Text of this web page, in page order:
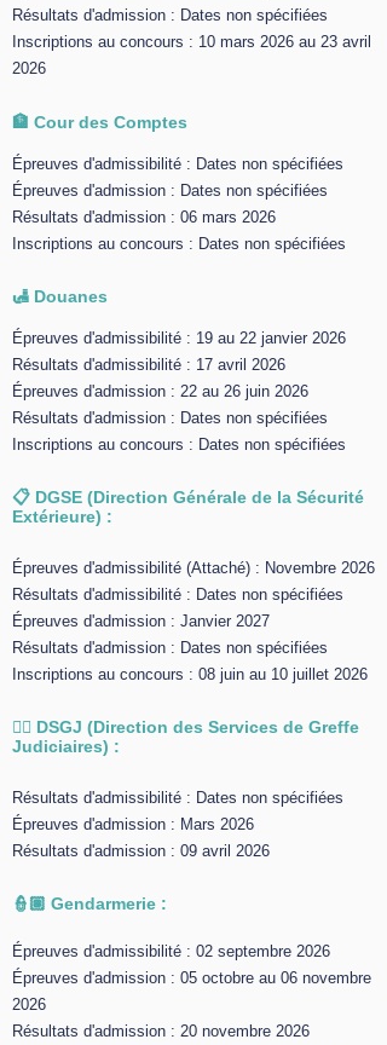
Résultats d'admission : Dates non spécifiées
Inscriptions au concours : 10 mars 2026 au 23 avril
2026
🏦 Cour des Comptes
Épreuves d'admissibilité : Dates non spécifiées
Épreuves d'admission : Dates non spécifiées
Résultats d'admission : 06 mars 2026
Inscriptions au concours : Dates non spécifiées
🛃 Douanes
Épreuves d'admissibilité : 19 au 22 janvier 2026
Résultats d'admissibilité : 17 avril 2026
Épreuves d'admission : 22 au 26 juin 2026
Résultats d'admission : Dates non spécifiées
Inscriptions au concours : Dates non spécifiées
📋 DGSE (Direction Générale de la Sécurité
Extérieure) :
Épreuves d'admissibilité (Attaché) : Novembre 2026
Résultats d'admissibilité : Dates non spécifiées
Épreuves d'admission : Janvier 2027
Résultats d'admission : Dates non spécifiées
Inscriptions au concours : 08 juin au 10 juillet 2026
✍🏻 DSGJ (Direction des Services de Greffe
Judiciaires) :
Résultats d'admissibilité : Dates non spécifiées
Épreuves d'admission : Mars 2026
Résultats d'admission : 09 avril 2026
👮🏽 Gendarmerie :
Épreuves d'admissibilité : 02 septembre 2026
Épreuves d'admission : 05 octobre au 06 novembre
2026
Résultats d'admission : 20 novembre 2026